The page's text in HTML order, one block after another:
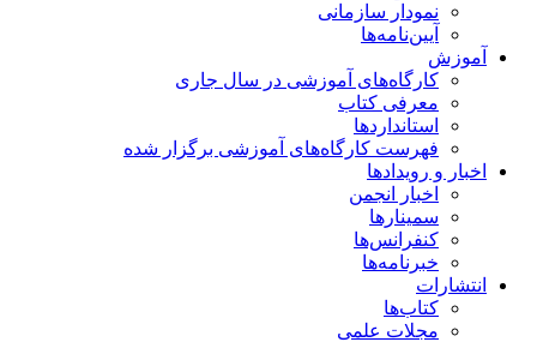
نمودار سازمانی
آیین‌نامه‌ها
آموزش
کارگاه‌های آموزشی در سال جاری
معرفی کتاب
استانداردها
فهرست کارگاه‌های آموزشی برگزار شده
اخبار و رویدادها
اخبار انجمن
سمینارها
کنفرانس‌ها
خبرنامه‌ها
انتشارات
کتاب‌ها
مجلات علمی